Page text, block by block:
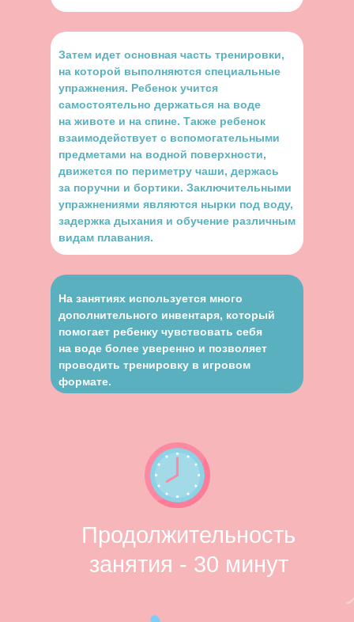
Затем идет основная часть тренировки,
на которой выполняются специальные
упражнения. Ребенок учится
самостоятельно держаться на воде
на животе и на спине. Также ребенок
взаимодействует с вспомогательными
предметами на водной поверхности,
движется по периметру чаши, держась
за поручни и бортики. Заключительными
упражнениями являются нырки под воду,
задержка дыхания и обучение различным
видам плавания.
На занятиях используется много
дополнительного инвентаря, который
помогает ребенку чувствовать себя
на воде более уверенно и позволяет
проводить тренировку в игровом
формате.
Продолжительность
занятия - 30 минут